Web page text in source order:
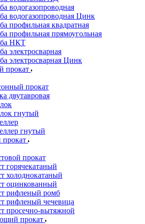
водогазопроводная
водогазопроводная Цинк
профильная квадратная
профильная прямоугольная
НКТ
электросварная
электросварная Цинк
прокат
прокат
двутавровая
гнутый
гнутый
прокат
прокат
горячекатаный
холоднокатаный
оцинкованный
рифленый ромб
рифленый чечевица
просечно-вытяжной
прокат